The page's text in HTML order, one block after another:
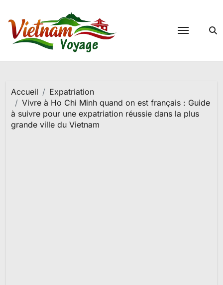
contenu
Accueil
Expatriation
Vivre à Ho Chi Minh quand on est français : Guide
à suivre pour une expatriation réussie dans la plus
grande ville du Vietnam